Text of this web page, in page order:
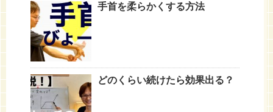
手首を柔らかくする方法
どのくらい続けたら効果出る？